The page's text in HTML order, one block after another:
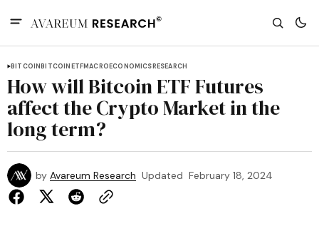
BITCOINBITCOINETFMACROECONOMICSRESEARCH
How will Bitcoin ETF Futures
affect the Crypto Market in the
long term?
by Avareum Research Updated February 18, 2024